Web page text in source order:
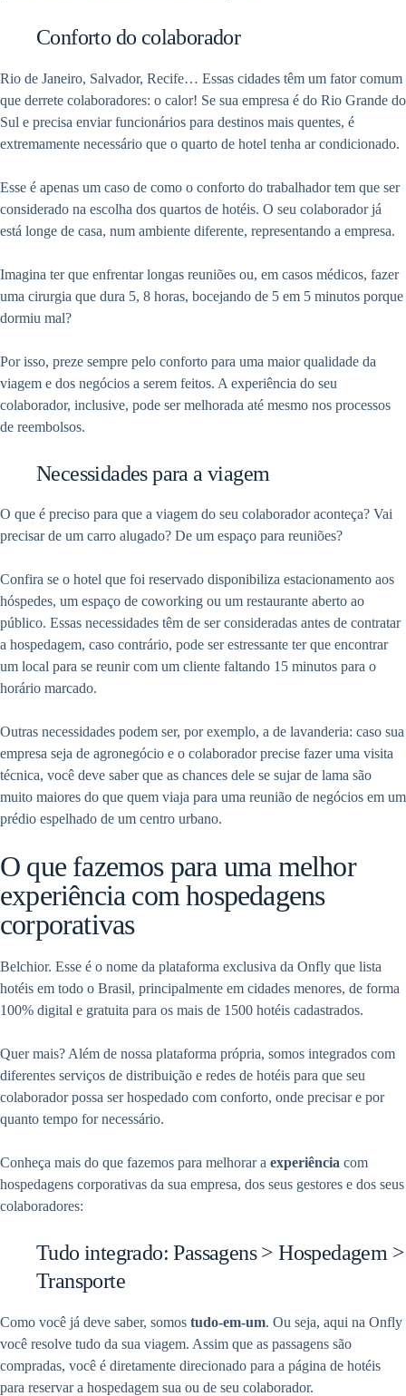
Conforto do colaborador
Rio de Janeiro, Salvador, Recife… Essas cidades têm um fator comum
que derrete colaboradores: o calor! Se sua empresa é do Rio Grande do
Sul e precisa enviar funcionários para destinos mais quentes, é
extremamente necessário que o quarto de hotel tenha ar condicionado.
Esse é apenas um caso de como o conforto do trabalhador tem que ser
considerado na escolha dos quartos de hotéis. O seu colaborador já
está longe de casa, num ambiente diferente, representando a empresa.
Imagina ter que enfrentar longas reuniões ou, em casos médicos, fazer
uma cirurgia que dura 5, 8 horas, bocejando de 5 em 5 minutos porque
dormiu mal?
Por isso, preze sempre pelo conforto para uma maior qualidade da
viagem e dos negócios a serem feitos. A experiência do seu
colaborador, inclusive, pode sermelhorada até mesmo nos processos
de reembolsos.
Necessidades para a viagem
O que é preciso para que a viagem do seu colaborador aconteça? Vai
precisar de um carro alugado? De um espaço para reuniões?
Confira se o hotel que foi reservado disponibiliza estacionamento aos
hóspedes, um espaço de coworking ou um restaurante aberto ao
público. Essas necessidades têm de ser consideradas antes de contratar
a hospedagem, caso contrário, pode ser estressante ter que encontrar
um local para se reunir com um cliente faltando 15 minutos para o
horário marcado.
Outras necessidades podem ser, por exemplo, a de lavanderia: caso sua
empresa seja de agronegócio e o colaborador precise fazer uma visita
técnica, você deve saber que as chances dele se sujar de lama são
muito maiores do que quem viaja para uma reunião de negócios em um
prédio espelhado de um centro urbano.
O que fazemos para uma melhor
experiência com hospedagens
corporativas
Belchior. Esse é o nome da plataforma exclusiva da Onfly que lista
hotéis em todo o Brasil, principalmente em cidades menores, de forma
100% digital e gratuita para os mais de 1500 hotéis cadastrados.
Quer mais? Além de nossa plataforma própria, somos integrados com
diferentes serviços de distribuição e redes de hotéis para que seu
colaborador possa ser hospedado com conforto, onde precisar e por
quanto tempo for necessário.
Conheça mais do que fazemos para melhorar a experiência com
hospedagens corporativas da sua empresa, dos seus gestores e dos seus
colaboradores:
Tudo integrado: Passagens > Hospedagem >
Transporte
Como você já deve saber, somos tudo-em-um. Ou seja, aqui na Onfly
você resolve tudo da sua viagem. Assim que as passagens são
compradas, você é diretamente direcionado para a página de hotéis
para reservar a hospedagem sua ou de seu colaborador.